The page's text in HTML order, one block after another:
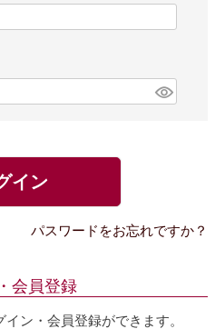
イン
パスワードをお忘れですか？
会員登録
ン・会員登録ができます。